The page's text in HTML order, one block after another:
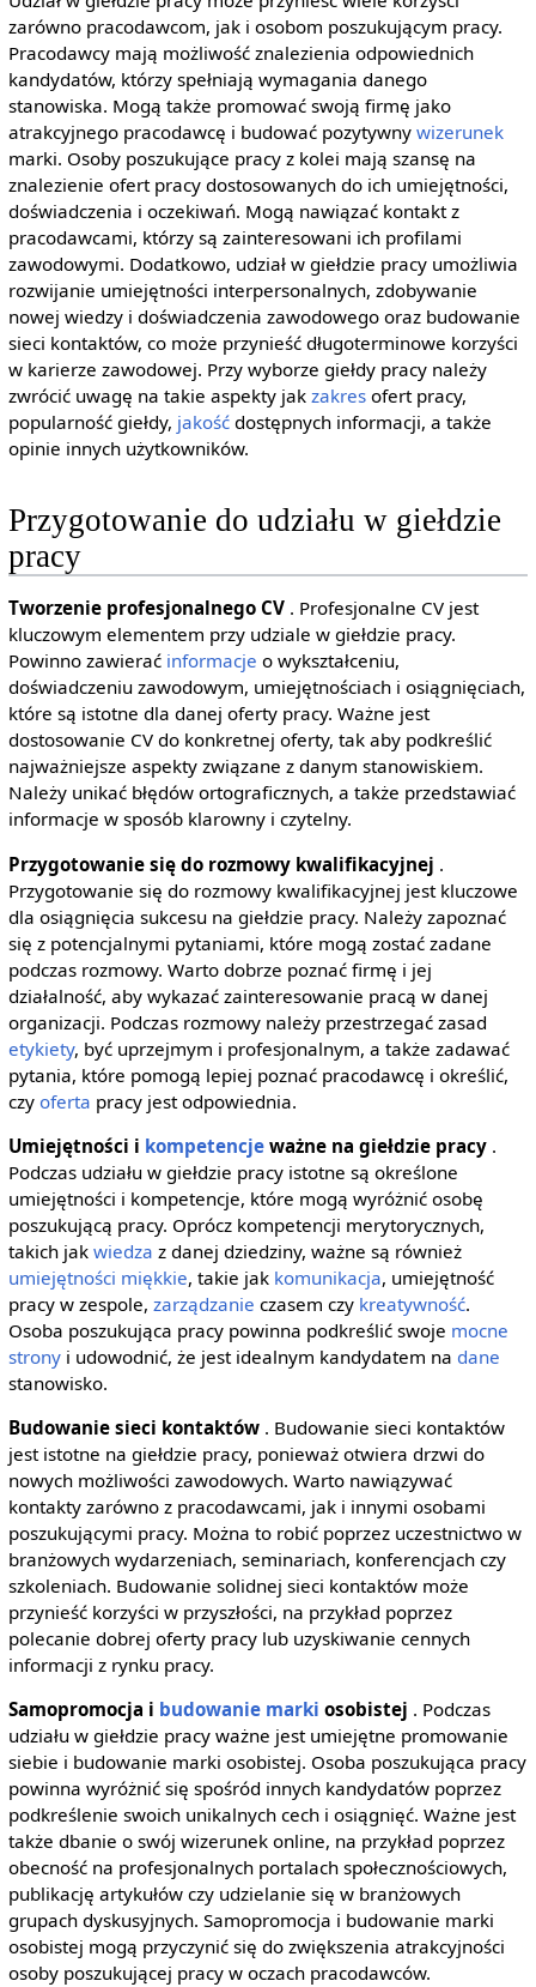
zarówno pracodawcom, jak i osobom poszukującym pracy.
Pracodawcy mają możliwość znalezienia odpowiednich
kandydatów, którzy spełniają wymagania danego
stanowiska. Mogą także promować swoją firmę jako
atrakcyjnego pracodawcę i budować pozytywny wizerunek
marki. Osoby poszukujące pracy z kolei mają szansę na
znalezienie ofert pracy dostosowanych do ich umiejętności,
doświadczenia i oczekiwań. Mogą nawiązać kontakt z
pracodawcami, którzy są zainteresowani ich profilami
zawodowymi. Dodatkowo, udział w giełdzie pracy umożliwia
rozwijanie umiejętności interpersonalnych, zdobywanie
nowej wiedzy i doświadczenia zawodowego oraz budowanie
sieci kontaktów, co może przynieść długoterminowe korzyści
w karierze zawodowej. Przy wyborze giełdy pracy należy
zwrócić uwagę na takie aspekty jak zakresofert pracy,
popularność giełdy, jakośćdostępnych informacji, a także
opinie innych użytkowników.
Przygotowanie do udziału w giełdzie
pracy
Tworzenie profesjonalnego CV . Profesjonalne CV jest
kluczowym elementem przy udziale w giełdzie pracy.
Powinno zawierać informacje o wykształceniu,
doświadczeniu zawodowym, umiejętnościach i osiągnięciach,
które są istotne dla danej oferty pracy. Ważne jest
dostosowanie CV do konkretnej oferty, tak aby podkreślić
najważniejsze aspekty związane z danym stanowiskiem.
Należy unikać błędów ortograficznych, a także przedstawiać
informacje w sposób klarowny i czytelny.
Przygotowanie się do rozmowy kwalifikacyjnej .
Przygotowanie się do rozmowy kwalifikacyjnej jest kluczowe
dla osiągnięcia sukcesu na giełdzie pracy. Należy zapoznać
się z potencjalnymi pytaniami, które mogą zostać zadane
podczas rozmowy. Warto dobrze poznać firmę i jej
działalność, aby wykazać zainteresowanie pracą w danej
organizacji. Podczas rozmowy należy przestrzegać zasad
etykiety, być uprzejmym i profesjonalnym, a także zadawać
pytania, które pomogą lepiej poznać pracodawcę i określić,
czy oferta pracy jest odpowiednia.
Umiejętności i kompetencjeważne na giełdzie pracy .
Podczas udziału w giełdzie pracy istotne są określone
umiejętności i kompetencje, które mogą wyróżnić osobę
poszukującą pracy. Oprócz kompetencji merytorycznych,
takich jak wiedza z danej dziedziny, ważne są również
umiejętności miękkie, takie jak komunikacja, umiejętność
pracy w zespole, zarządzanie czasem czy kreatywność.
Osoba poszukująca pracy powinna podkreślić swoje mocne
stronyi udowodnić, że jest idealnym kandydatem na dane
stanowisko.
Budowanie sieci kontaktów . Budowanie sieci kontaktów
jest istotne na giełdzie pracy, ponieważ otwiera drzwi do
nowych możliwości zawodowych. Warto nawiązywać
kontakty zarówno z pracodawcami, jak i innymi osobami
poszukującymi pracy. Można to robić poprzez uczestnictwo w
branżowych wydarzeniach, seminariach, konferencjach czy
szkoleniach. Budowanie solidnej sieci kontaktów może
przynieść korzyści w przyszłości, na przykład poprzez
polecanie dobrej oferty pracy lub uzyskiwanie cennych
informacji z rynku pracy.
Samopromocja i budowanie marki osobistej . Podczas
udziału w giełdzie pracy ważne jest umiejętne promowanie
siebie i budowanie marki osobistej. Osoba poszukująca pracy
powinna wyróżnić się spośród innych kandydatów poprzez
podkreślenie swoich unikalnych cech i osiągnięć. Ważne jest
także dbanie o swój wizerunek online, na przykład poprzez
obecność na profesjonalnych portalach społecznościowych,
publikację artykułów czy udzielanie się w branżowych
grupach dyskusyjnych. Samopromocja i budowanie marki
osobistej mogą przyczynić się do zwiększenia atrakcyjności
osoby poszukującej pracy w oczach pracodawców.